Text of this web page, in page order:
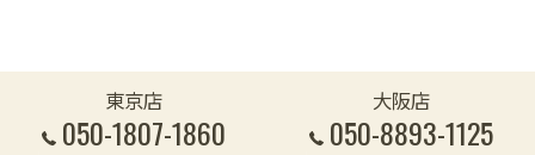
東京店
050-1807-1860
大阪店
050-8893-1125